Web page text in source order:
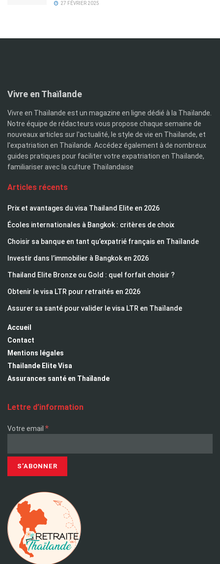
27 FÉVRIER 2025
Vivre en Thaïlande
Vivre en Thaïlande est un magazine en ligne dédié à la Thaïlande.
Notre équipe de rédacteurs vous propose chaque semaine de
nouveaux articles sur l'actualité, le style de vie en Thaïlande, et
l'expatriation en Thaïlande. Accédez également à de nombreux
guides pratiques pour faciliter votre expatriation en Thaïlande,
familiariser avec la culture Thaïlandaise
Articles récents
Prix et avantages du visa Thailand Elite en 2026
Écoles internationales à Bangkok : critères de choix
Choisir sa banque en tant qu’expatrié français en Thaïlande
Investir dans l’immobilier à Bangkok en 2026
Thailand Elite Bronze ou Gold : quel forfait choisir ?
Obtenir le visa LTR pour retraités en 2026
Assurer sa santé pour valider le visa LTR en Thaïlande
Accueil
Contact
Mentions légales
Thailande Elite Visa
Assurances santé en Thaïlande
Lettre d’information
Votre email *